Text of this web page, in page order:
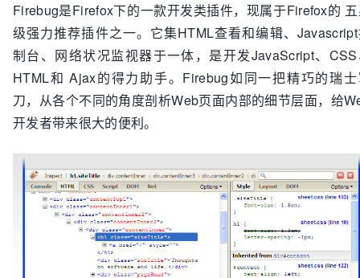
Firebug是Firefox下的一款开发类插件，现属于Firefox的
级强力推荐插件之一。它集HTML查看和编辑、
制台、网络状况监视器于一体，是开发JavaScript、
HTML和 Ajax的得力助手。Firebug如同一把精巧的瑞
刀，从各个不同的角度剖析Web页面内部的细节层面，给
开发者带来很大的便利。